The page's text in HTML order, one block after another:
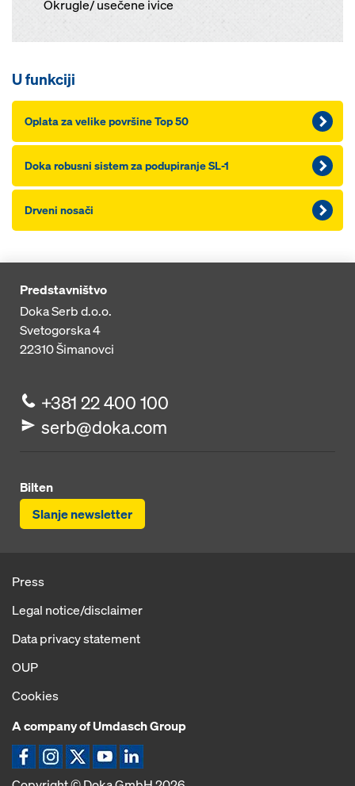
Okrugle/ usečene ivice
U funkciji
Oplata za velike površine Top 50
Doka robusni sistem za podupiranje SL-1
Drveni nosači
Predstavništvo
Doka Serb d.o.o.
Svetogorska 4
22310Šimanovci
+381 22 400 100
serb@doka.com
Bilten
Slanje newsletter
Press
Legal notice/disclaimer
Data privacy statement
OUP
Cookies
A company of Umdasch Group